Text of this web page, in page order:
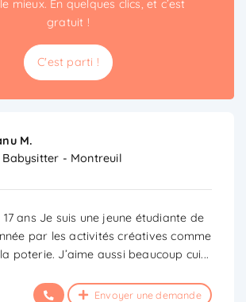
mieux. En quelques clics, et c’est
gratuit !
C'est parti !
M.
Babysitter - Montreuil
ans Je suis une jeune étudiante de
par les activités créatives comme
poterie. J’aime aussi beaucoup cui...
Envoyer une demande